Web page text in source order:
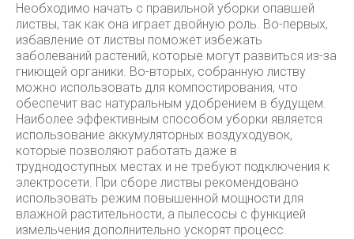
Необходимо начать с правильной уборки опавшей
листвы, так как она играет двойную роль. Во-первых,
избавление от листвы поможет избежать
заболеваний растений, которые могут развиться из-за
гниющей органики. Во-вторых, собранную листву
можно использовать для компостирования, что
обеспечит вас натуральным удобрением в будущем.
Наиболее эффективным способом уборки является
использование аккумуляторных воздуходувок,
которые позволяют работать даже в
труднодоступных местах и не требуют подключения к
электросети. При сборе листвы рекомендовано
использовать режим повышенной мощности для
влажной растительности, а пылесосы с функцией
измельчения дополнительно ускорят процесс.